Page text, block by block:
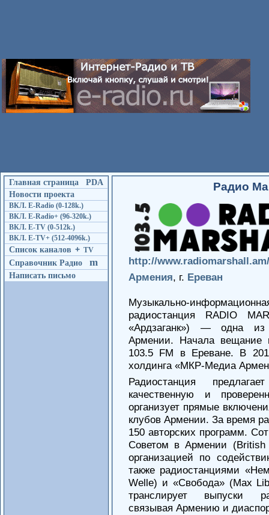
Главная страница
PDA
Новости проекта
ВКЛ. E-Radio (0-128k.)
ВКЛ. E-Radio+ (96-320k.)
ВКЛ. E-TV (0-512k.)
ВКЛ. E-TV+ (512-4096k.)
Список каналов + TV
Справочник Радио m
Написать письмо
Радио
http://www.radiomarshall.am/
Армения, г. Ереван
Музыкально-
радиостанция RADIO
«Ардзаганк») — одна из
Армении. Начала вещание
103.5 FM в Ереване. В
холдинга «МКР-Медиа
Радиостанция
качественную и
организует прямые
клубов Армении. За время
150 авторских программ.
Советом в Армении (British
организацией по
также радиостанциями
Welle) и «Свобода» (Max
транслирует выпуски
связывая Армению и